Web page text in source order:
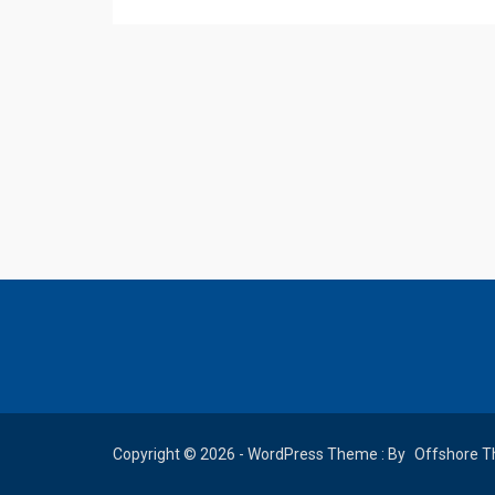
Copyright © 2026 - WordPress Theme : By Offshore